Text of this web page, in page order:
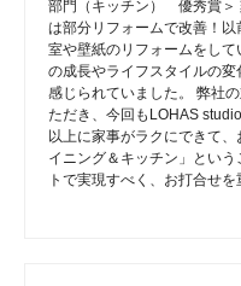
部門（キッチン） 優秀賞＞
は部分リフォームで改善！
室や壁紙のリフォームをし
の成長やライフスタイルの
感じられていました。 弊社
ただき、今回もLOHAS
以上に家事がラクにできて
イニング＆キッチン」とい
トで実現すべく、お打合せを